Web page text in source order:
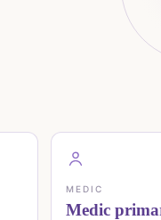
MEDIC
Medic